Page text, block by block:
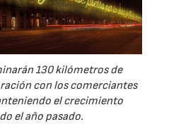
130 kilómetros de
con los comerciantes
el crecimiento
el año pasado.